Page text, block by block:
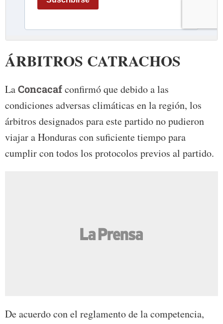
ÁRBITROS CATRACHOS
LaConcacafconfirmó que debido a las
condiciones adversas climáticas en la región, los
árbitros designados para este partido no pudieron
viajar a Honduras con suficiente tiempo para
cumplir con todos los protocolos previos al partido.
De acuerdo con el reglamento de la competencia,